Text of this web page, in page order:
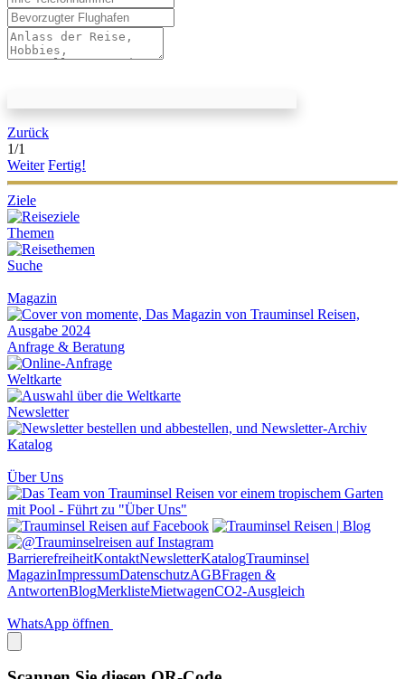
Zurück
1/1
Weiter Fertig!
Ziele
Themen
Suche
Magazin
Anfrage & Beratung
Weltkarte
Newsletter
Katalog
Über Uns
BarrierefreiheitKontaktNewsletterKatalogTrauminsel
MagazinImpressumDatenschutzAGBFragen &
AntwortenBlogMerklisteMietwagenCO2-Ausgleich
WhatsApp öffnen